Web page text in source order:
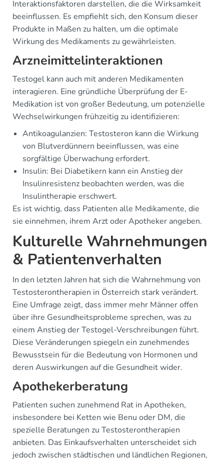
Interaktionsfaktoren darstellen, die die Wirksamkeit
beeinflussen. Es empfiehlt sich, den Konsum dieser
Produkte in Maßen zu halten, um die optimale
Wirkung des Medikaments zu gewährleisten.
Arzneimittelinteraktionen
Testogel kann auch mit anderen Medikamenten
interagieren. Eine gründliche Überprüfung der E-
Medikation ist von großer Bedeutung, um potenzielle
Wechselwirkungen frühzeitig zu identifizieren:
Antikoagulanzien: Testosteron kann die Wirkung
von Blutverdünnern beeinflussen, was eine
sorgfältige Überwachung erfordert.
Insulin: Bei Diabetikern kann ein Anstieg der
Insulinresistenz beobachten werden, was die
Insulintherapie erschwert.
Es ist wichtig, dass Patienten alle Medikamente, die
sie einnehmen, ihrem Arzt oder Apotheker angeben.
Kulturelle Wahrnehmungen
& Patientenverhalten
In den letzten Jahren hat sich die Wahrnehmung von
Testosterontherapien in Österreich stark verändert.
Eine Umfrage zeigt, dass immer mehr Männer offen
über ihre Gesundheitsprobleme sprechen, was zu
einem Anstieg der Testogel-Verschreibungen führt.
Diese Veränderungen spiegeln ein zunehmendes
Bewusstsein für die Bedeutung von Hormonen und
deren Auswirkungen auf die Gesundheit wider.
Apothekerberatung
Patienten suchen zunehmend Rat in Apotheken,
insbesondere bei Ketten wie Benu oder DM, die
spezielle Beratungen zu Testosterontherapien
anbieten. Das Einkaufsverhalten unterscheidet sich
jedoch zwischen städtischen und ländlichen Regionen,